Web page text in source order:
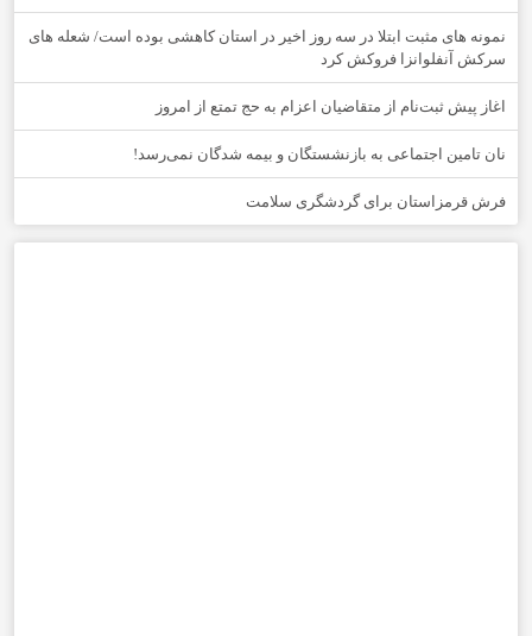
نمونه های مثبت ابتلا در سه روز اخیر در استان کاهشی بوده است/ شعله های
سرکش آنفلوانزا فروکش کرد
اغاز پیش ثبت‌نام از متقاضیان اعزام به حج تمتع از امروز
نان تامین اجتماعی به بازنشستگان و بیمه شدگان نمی‌رسد!
فرش قرمزاستان برای گردشگری سلامت